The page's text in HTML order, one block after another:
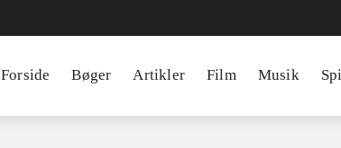
Forside Bøger Artikler Film Musik